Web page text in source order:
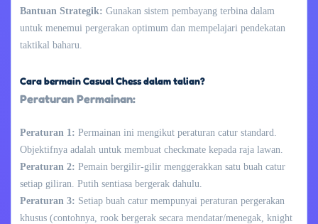
Bantuan Strategik: Gunakan sistem pembayang terbina dalam
untuk menemui pergerakan optimum dan mempelajari pendekatan
taktikal baharu.
Cara bermain Casual Chess dalam talian?
Peraturan Permainan:
Peraturan 1: Permainan ini mengikut peraturan catur standard.
Objektifnya adalah untuk membuat checkmate kepada raja lawan.
Peraturan 2: Pemain bergilir-gilir menggerakkan satu buah catur
setiap giliran. Putih sentiasa bergerak dahulu.
Peraturan 3: Setiap buah catur mempunyai peraturan pergerakan
khusus (contohnya, rook bergerak secara mendatar/menegak, knight